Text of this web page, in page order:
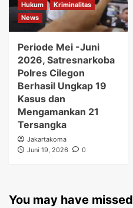
Hukum
Kriminalitas
News
Periode Mei -Juni
2026, Satresnarkoba
Polres Cilegon
Berhasil Ungkap 19
Kasus dan
Mengamankan 21
Tersangka
Jakartakoma
Juni 19, 2026
0
You may have missed